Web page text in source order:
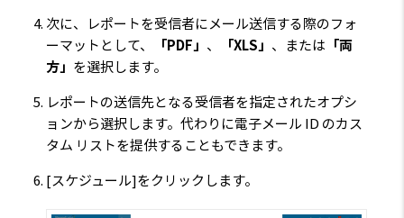
次に、レポートを受信者にメール送信する際のフォ
ーマットとして、
「PDF」 、 「XLS」 、または 「両
方」 を選択します。
レポートの送信先となる受信者を指定されたオプシ
ョンから選択します。代わりに電子メール ID のカス
タム リストを提供することもできます。
[スケジュール]をクリックします。